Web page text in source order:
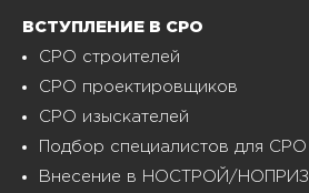
ВСТУПЛЕНИЕ В СРО
СРО строителей
СРО проектировщиков
СРО изыскателей
Подбор специалистов для СРО
Внесение в НОСТРОЙ/НОПРИЗ